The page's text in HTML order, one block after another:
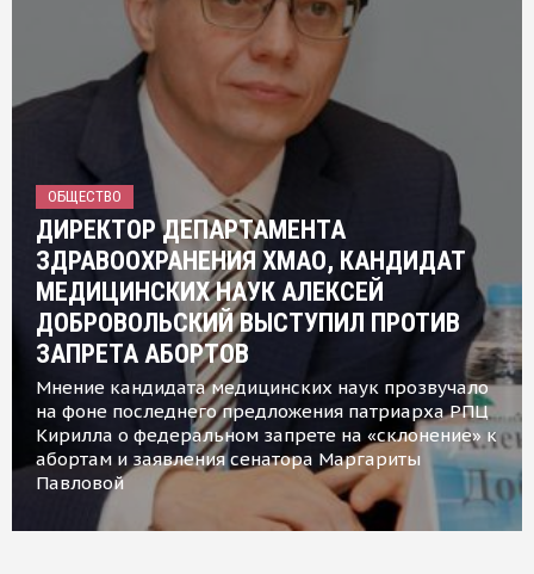
ОБЩЕСТВО
ДИРЕКТОР ДЕПАРТАМЕНТА
ЗДРАВООХРАНЕНИЯ ХМАО, КАНДИДАТ
МЕДИЦИНСКИХ НАУК АЛЕКСЕЙ
ДОБРОВОЛЬСКИЙ ВЫСТУПИЛ ПРОТИВ
ЗАПРЕТА АБОРТОВ
Мнение кандидата медицинских наук прозвучало
на фоне последнего предложения патриарха РПЦ
Кирилла о федеральном запрете на «склонение» к
абортам и заявления сенатора Маргариты
Павловой